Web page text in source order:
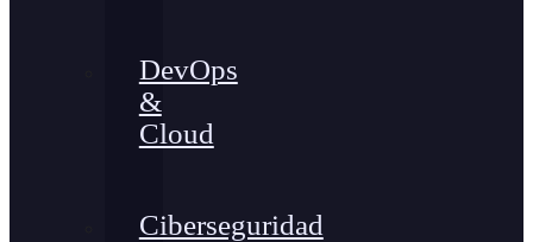
DevOps
&
Cloud
Ciberseguridad